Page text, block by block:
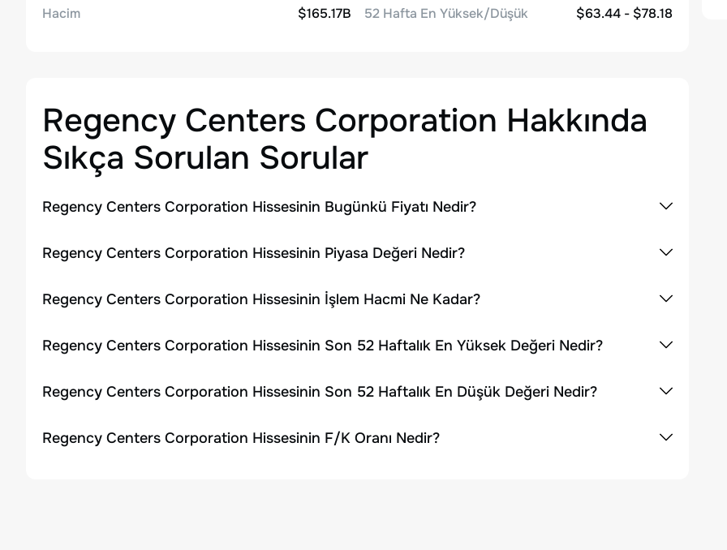
Hacim
$165.17B
52 Hafta En Yüksek/Düşük
$63.44 - $78.18
Regency Centers Corporation Hakkında
Sıkça Sorulan Sorular
Regency Centers Corporation Hissesinin Bugünkü Fiyatı Nedir?
Regency Centers Corporation Hissesinin Piyasa Değeri Nedir?
Regency Centers Corporation Hissesinin İşlem Hacmi Ne Kadar?
Regency Centers Corporation Hissesinin Son 52 Haftalık En Yüksek Değeri Nedir?
Regency Centers Corporation Hissesinin Son 52 Haftalık En Düşük Değeri Nedir?
Regency Centers Corporation Hissesinin F/K Oranı Nedir?